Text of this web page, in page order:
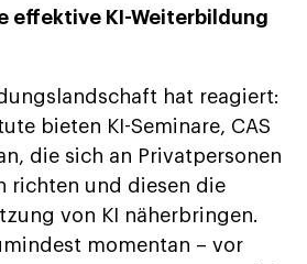
effektive KI-Weiterbildung
hat reagiert:
bieten KI-Seminare, CAS
die sich an Privatpersonen
richten und diesen die
von KI näherbringen.
momentan – vor